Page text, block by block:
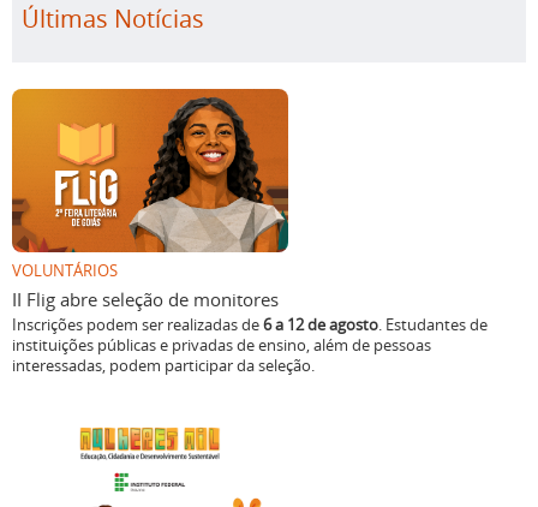
Últimas Notícias
VOLUNTÁRIOS
II Flig abre seleção de monitores
Inscrições podem ser realizadas de6 a 12 de agosto. Estudantes de
instituições públicas e privadas de ensino, além de pessoas
interessadas, podem participar da seleção.